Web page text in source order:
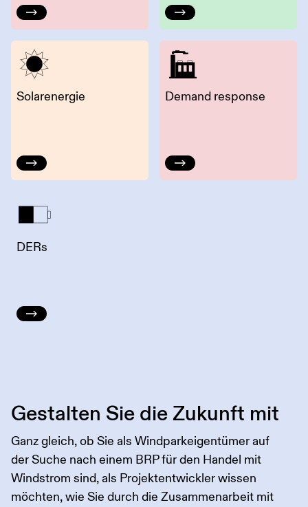
Solarenergie Demand response
DERs
Gestalten Sie die Zukunft mit
Ganz gleich, ob Sie als Windparkeigentümer auf
der Suche nach einem BRP für den Handel mit
Windstrom sind, als Projektentwickler wissen
möchten, wie Sie durch die Zusammenarbeit mit